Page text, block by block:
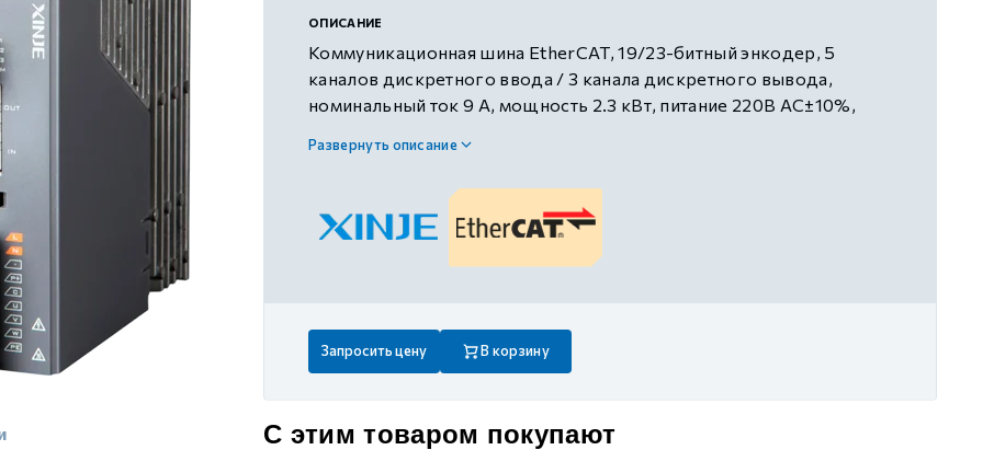
ОПИСАНИЕ
Коммуникационная шина EtherCAT, 19/23-битный энкодер, 5
каналов дискретного ввода / 3 канала дискретного вывода,
номинальный ток 9 А, мощность 2.3 кВт, питание 220В AC±10%,
Развернуть описание
Запросить цену В корзину
С этим товаром покупают
с разомкнутым контуром)
контуром)